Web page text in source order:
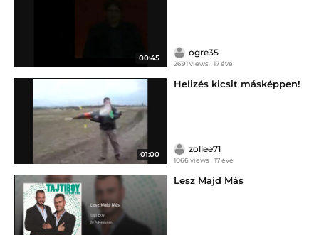
00:45
ogre35
2691 views 17 éve
01:00
Helizés kicsit másképpen!
zollee71
1066 views 17 éve
Lesz Majd Más